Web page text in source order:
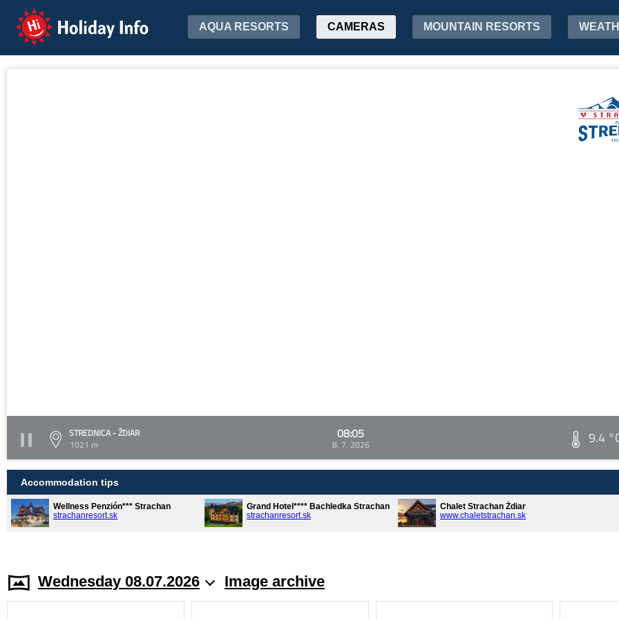
Holiday Info AQUA RESORTS CAMERAS MOUNTAIN RESORTS
STREDNICA - ŽDIAR
1021 m
08:05
8. 7. 2026 9.4
Accommodation tips
Wellness Penzión*** Strachan
strachanresort.sk
Grand Hotel**** Bachledka Strachan
strachanresort.sk
Chalet Strachan Ždiar
www.chaletstrachan.sk
Wednesday 08.07.2026 Image archive